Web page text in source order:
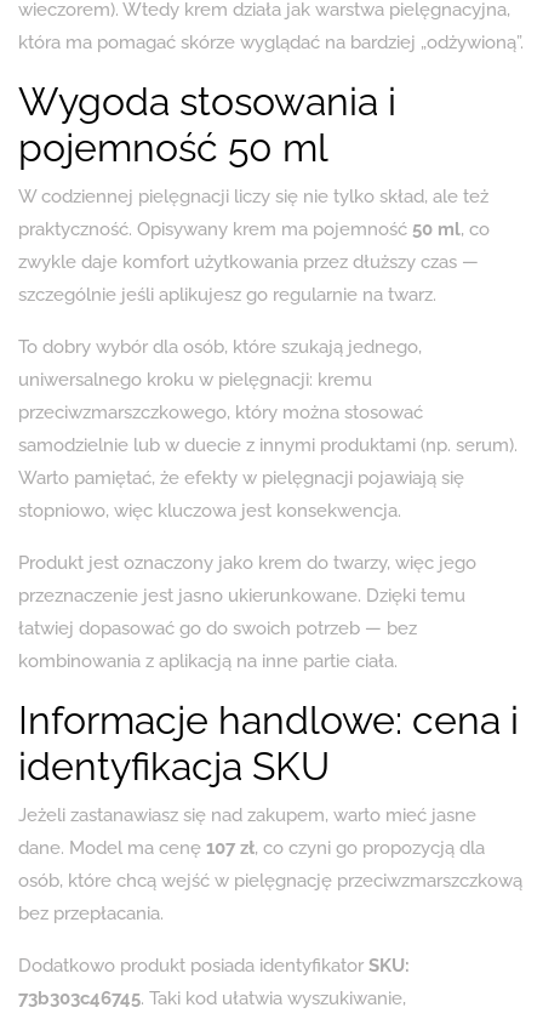
wieczorem). Wtedy krem działa jak warstwa pielęgnacyjna,
która ma pomagać skórze wyglądać na bardziej „odżywioną”.
Wygoda stosowania i
pojemność 50 ml
W codziennej pielęgnacji liczy się nie tylko skład, ale też
praktyczność. Opisywany krem ma pojemność 50 ml, co
zwykle daje komfort użytkowania przez dłuższy czas —
szczególnie jeśli aplikujesz go regularnie na twarz.
To dobry wybór dla osób, które szukają jednego,
uniwersalnego kroku w pielęgnacji: kremu
przeciwzmarszczkowego, który można stosować
samodzielnie lub w duecie z innymi produktami (np. serum).
Warto pamiętać, że efekty w pielęgnacji pojawiają się
stopniowo, więc kluczowa jest konsekwencja.
Produkt jest oznaczony jako krem do twarzy, więc jego
przeznaczenie jest jasno ukierunkowane. Dzięki temu
łatwiej dopasować go do swoich potrzeb — bez
kombinowania z aplikacją na inne partie ciała.
Informacje handlowe: cena i
identyfikacja SKU
Jeżeli zastanawiasz się nad zakupem, warto mieć jasne
dane. Model ma cenę 107 zł, co czyni go propozycją dla
osób, które chcą wejść w pielęgnację przeciwzmarszczkową
bez przepłacania.
Dodatkowo produkt posiada identyfikator SKU:
73b303c46745. Taki kod ułatwia wyszukiwanie,